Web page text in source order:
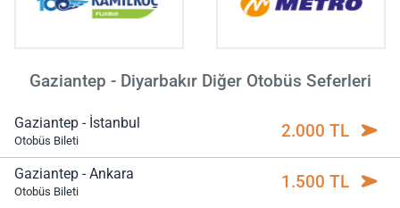
Gaziantep - Diyarbakır Diğer Otobüs Seferleri
Gaziantep - İstanbul
Otobüs Bileti 2.000 TL
Gaziantep - Ankara
Otobüs Bileti 1.500 TL